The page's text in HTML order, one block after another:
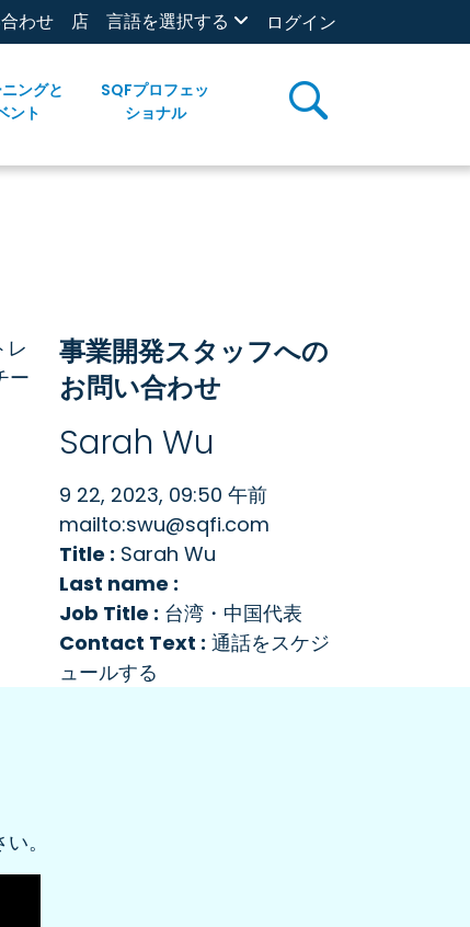
わせ 店 言語を選択する ログイン
ニングと
ント
SQFプロフェッ
ショナル
レ
ー
事業開発スタッフへの
お問い合わせ
Sarah Wu
9 22, 2023, 09:50 午前
mailto:swu@sqfi.com
Title : Sarah Wu
Last name :
Job Title : 台湾・中国代表
Contact Text : 通話をスケジ
ュールする
。